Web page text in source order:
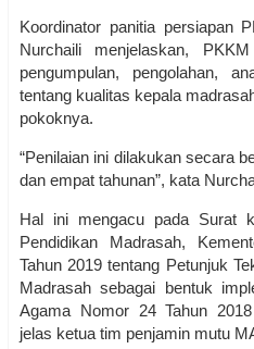
Koordinator panitia persiapan
Nurchaili menjelaskan,
pengumpulan, pengolahan,
tentang kualitas kepala
pokoknya.
“Penilaian ini dilakukan secara
dan empat tahunan”, kata
Hal ini mengacu pada Surat
Pendidikan Madrasah,
Tahun 2019 tentang Petunjuk
Madrasah sebagai bentuk
Agama Nomor 24 Tahun
jelas ketua tim penjamin mutu